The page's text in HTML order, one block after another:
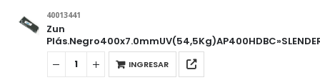
40013441
Zun
INGRESAR